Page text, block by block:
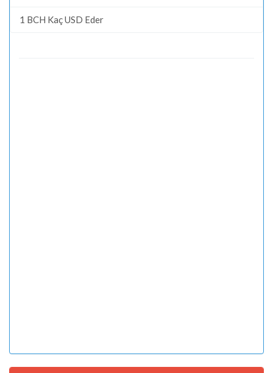
1 BCH Kaç USD Eder